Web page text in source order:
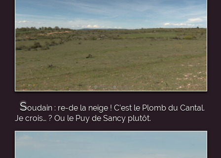
Soudain : re-de la neige ! C’est le Plomb du Cantal.
Je crois… ? Ou le Puy de Sancy plutôt.